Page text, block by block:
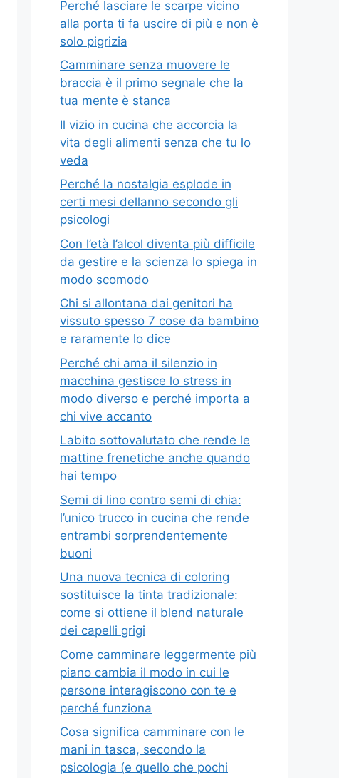
Perché lasciare le scarpe vicino
alla porta ti fa uscire di più e non è
solo pigrizia
Camminare senza muovere le
braccia è il primo segnale che la
tua mente è stanca
Il vizio in cucina che accorcia la
vita degli alimenti senza che tu lo
veda
Perché la nostalgia esplode in
certi mesi dellanno secondo gli
psicologi
Con l’età l’alcol diventa più difficile
da gestire e la scienza lo spiega in
modo scomodo
Chi si allontana dai genitori ha
vissuto spesso 7 cose da bambino
e raramente lo dice
Perché chi ama il silenzio in
macchina gestisce lo stress in
modo diverso e perché importa a
chi vive accanto
Labito sottovalutato che rende le
mattine frenetiche anche quando
hai tempo
Semi di lino contro semi di chia:
l’unico trucco in cucina che rende
entrambi sorprendentemente
buoni
Una nuova tecnica di coloring
sostituisce la tinta tradizionale:
come si ottiene il blend naturale
dei capelli grigi
Come camminare leggermente più
piano cambia il modo in cui le
persone interagiscono con te e
perché funziona
Cosa significa camminare con le
mani in tasca, secondo la
psicologia (e quello che pochi